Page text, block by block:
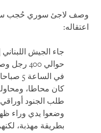
وصف لاجئ سوري حُجب
اعتقاله:
حوالي
في
كان محاطا،
طلب الجنود
وضعوا يدي وراء
بطريقة مهذبة،